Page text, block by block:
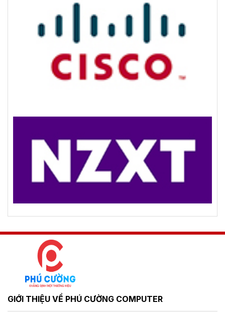
GIỚI THIỆU VỀ PHÚ CƯỜNG COMPUTER